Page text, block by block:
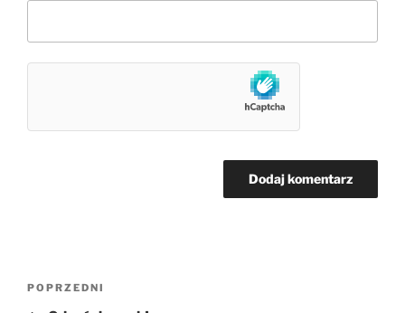
Nawigacja
Poprzedni
POPRZEDNI